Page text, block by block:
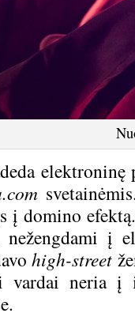
į domino
į
high-street
vardai neria į